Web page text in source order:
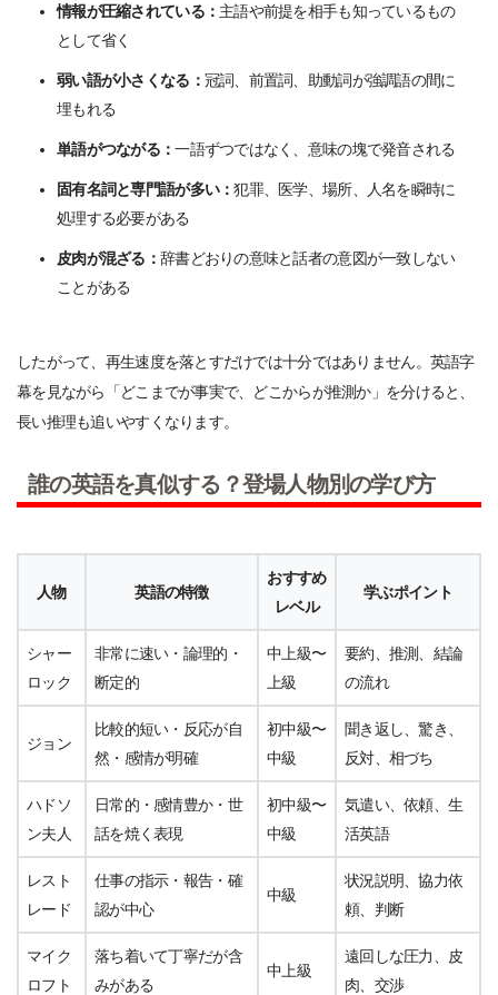
情報が圧縮されている： 主語や前提を相手も知っているもの
として省く
弱い語が小さくなる： 冠詞、前置詞、助動詞が強調語の間に
埋もれる
単語がつながる：一語ずつではなく、意味の塊で発音される
固有名詞と専門語が多い：犯罪、医学、場所、人名を瞬時に
処理する必要がある
皮肉が混ざる： 辞書どおりの意味と話者の意図が一致しない
ことがある
したがって、再生速度を落とすだけでは十分ではありません。英語字
幕を見ながら「どこまでが事実で、どこからが推測か」を分けると、
長い推理も追いやすくなります。
誰の英語を真似する？登場人物別の学び方
人物 英語の特徴
おすすめ
レベル
学ぶポイント
シャー
ロック
非常に速い・論理的・
断定的
中上級〜
上級
要約、推測、結論
の流れ
ジョン
比較的短い・反応が自
然・感情が明確
初中級〜
中級
聞き返し、驚き、
反対、相づち
ハドソ
ン夫人
日常的・感情豊か・世
話を焼く表現
初中級〜
中級
気遣い、依頼、生
活英語
レスト
レード
仕事の指示・報告・確
認が中心
中級
状況説明、協力依
頼、判断
マイク
ロフト
落ち着いて丁寧だが含
みがある
中上級
遠回しな圧力、皮
肉、交渉